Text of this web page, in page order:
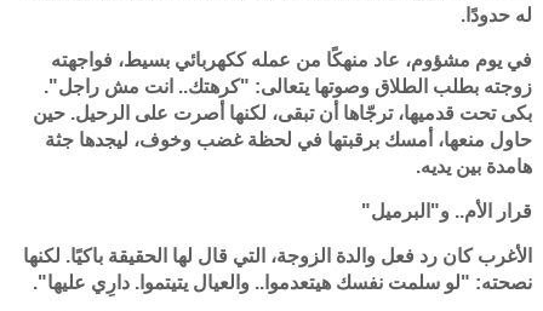
له حدودًا.
في يوم مشؤوم، عاد منهكًا من عمله ككهربائي بسيط، فواجهته
زوجته بطلب الطلاق وصوتها يتعالى: "كرهتك.. انت مش راجل".
بكى تحت قدميها، ترجّاها أن تبقى، لكنها أصرت على الرحيل. حين
حاول منعها، أمسك برقبتها في لحظة غضب وخوف، ليجدها جثة
هامدة بين يديه.
قرار الأم.. و"البرميل"
الأغرب كان رد فعل والدة الزوجة، التي قال لها الحقيقة باكيًا. لكنها
نصحته: "لو سلمت نفسك هيتعدموا.. والعيال يتيتموا. دارِي عليها".